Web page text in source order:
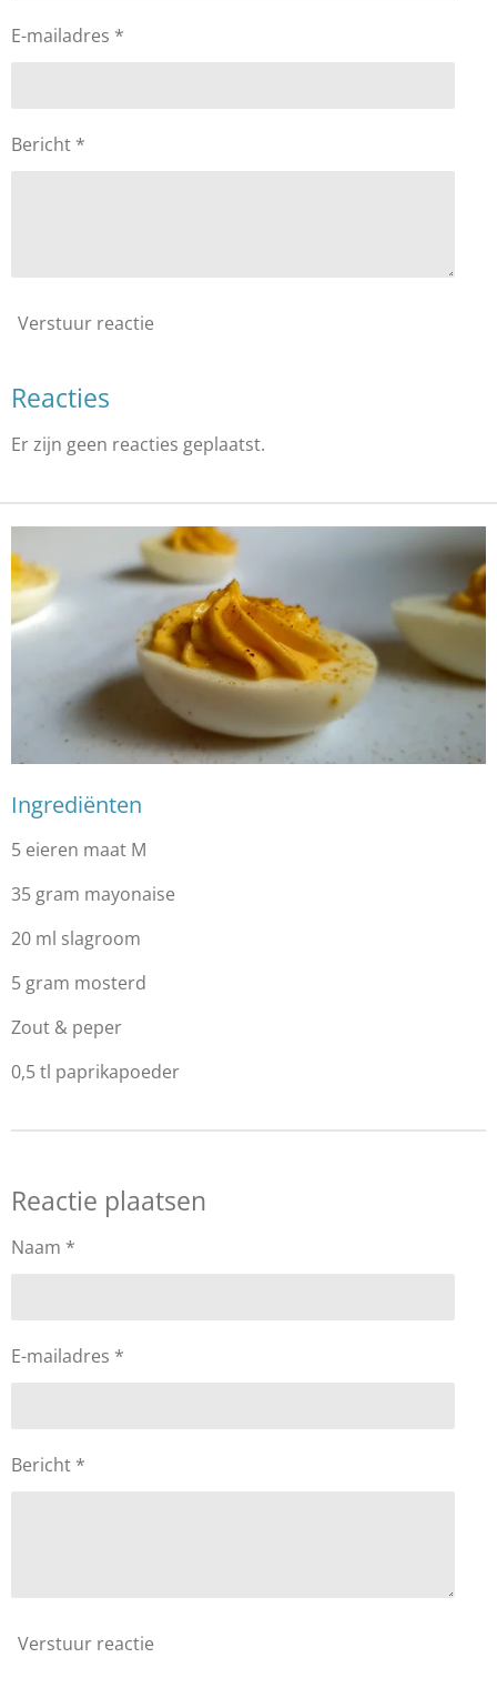
E-mailadres *
Bericht *
Verstuur reactie
Reacties
Er zijn geen reacties geplaatst.
Ingrediënten
5 eieren maat M
35 gram mayonaise
20 ml slagroom
5 gram mosterd
Zout & peper
0,5 tl paprikapoeder
Reactie plaatsen
Naam *
E-mailadres *
Bericht *
Verstuur reactie